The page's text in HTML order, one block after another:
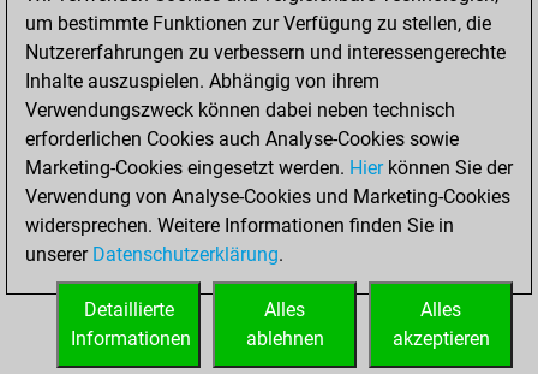
Matt auf vollem Brett
0
Bauer setzt Matt
0
Erstickte Matts
Unterverwandlungen
Türme auf der siebten
0
STARTSEITE
um bestimmte Funktionen zur Verfügung zu stellen, die
Nutzererfahrungen zu verbessern und interessengerechte
Inhalte auszuspielen. Abhängig von ihrem
Verwendungszweck können dabei neben technisch
erforderlichen Cookies auch Analyse-Cookies sowie
Marketing-Cookies eingesetzt werden. Hierkönnen Sie der
Verwendung von Analyse-Cookies und Marketing-Cookies
widersprechen. Weitere Informationen finden Sie in
unserer Datenschutzerklärung.
Alles
akzeptieren
Alles
ablehnen
Detaillierte
Informationen